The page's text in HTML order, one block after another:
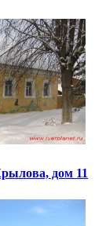
дом 11